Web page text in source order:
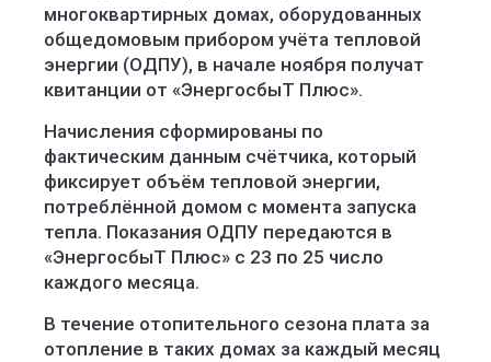
многоквартирных домах, оборудованных
общедомовым прибором учёта тепловой
энергии (ОДПУ), в начале ноября получат
квитанции от «ЭнергосбыТ Плюс».
Начисления сформированы по
фактическим данным счётчика, который
фиксирует объём тепловой энергии,
потреблённой домом с момента запуска
тепла. Показания ОДПУ передаются в
«ЭнергосбыТ Плюс» с 23 по 25 число
каждого месяца.
В течение отопительного сезона плата за
отопление в таких домах за каждый месяц